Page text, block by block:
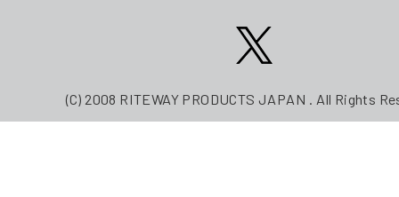
(C) 2008 RITEWAY PRODUCTS JAPAN . All Rights